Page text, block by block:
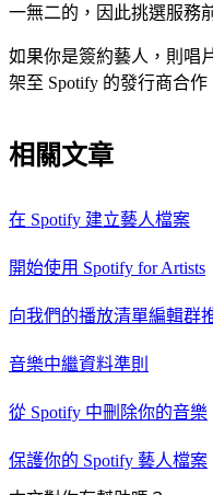
一無二的，因此挑選服務
如果你是簽約藝人，則唱
架至 Spotify 的發行商合作
相關文章
在 Spotify 建立藝人檔案
開始使用 Spotify for Artists
向我們的播放清單編輯群
音樂中繼資料準則
從 Spotify 中刪除你的音樂
保護你的 Spotify 藝人檔案